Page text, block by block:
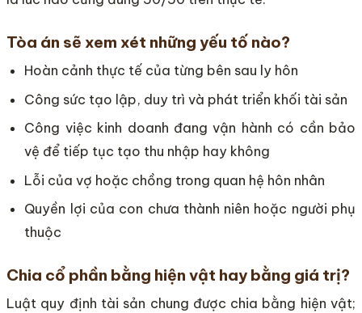
Tòa án sẽ xem xét những yếu tố nào?
Hoàn cảnh thực tế của từng bên sau ly hôn
Công sức tạo lập, duy trì và phát triển khối tài sản
Công việc kinh doanh đang vận hành có cần bảo
vệ để tiếp tục tạo thu nhập hay không
Lỗi của vợ hoặc chồng trong quan hệ hôn nhân
Quyền lợi của con chưa thành niên hoặc người phụ
thuộc
Chia cổ phần bằng hiện vật hay bằng giá trị?
Luật quy định tài sản chung được chia bằng hiện vật;